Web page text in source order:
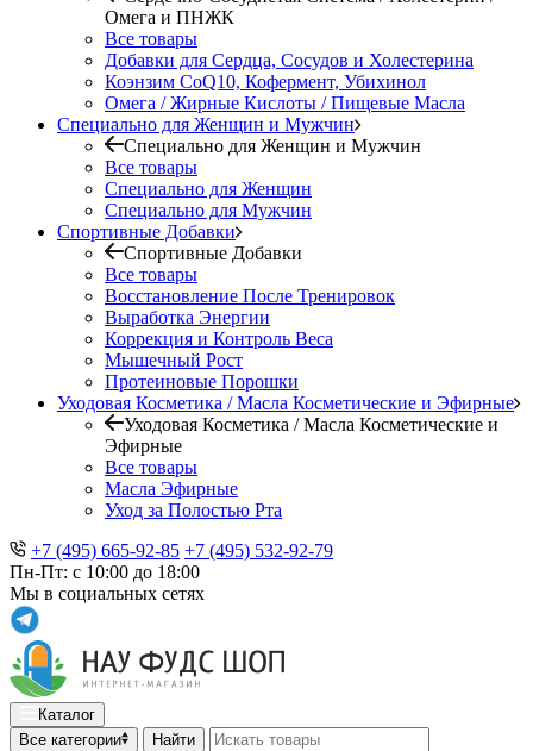
Омега и ПНЖК
Все товары
Добавки для Сердца, Сосудов и Холестерина
Коэнзим CoQ10, Кофермент, Убихинол
Омега / Жирные Кислоты / Пищевые Масла
Специально для Женщин и Мужчин
Специально для Женщин и Мужчин
Все товары
Специально для Женщин
Специально для Мужчин
Спортивные Добавки
Спортивные Добавки
Все товары
Восстановление После Тренировок
Выработка Энергии
Коррекция и Контроль Веса
Мышечный Рост
Протеиновые Порошки
Уходовая Косметика / Масла Косметические и Эфирные
Уходовая Косметика / Масла Косметические и
Эфирные
Все товары
Масла Эфирные
Уход за Полостью Рта
+7 (495) 665-92-85 +7 (495) 532-92-79
Пн-Пт: с 10:00 до 18:00
Мы в социальных сетях
Каталог
Все категории
Найти